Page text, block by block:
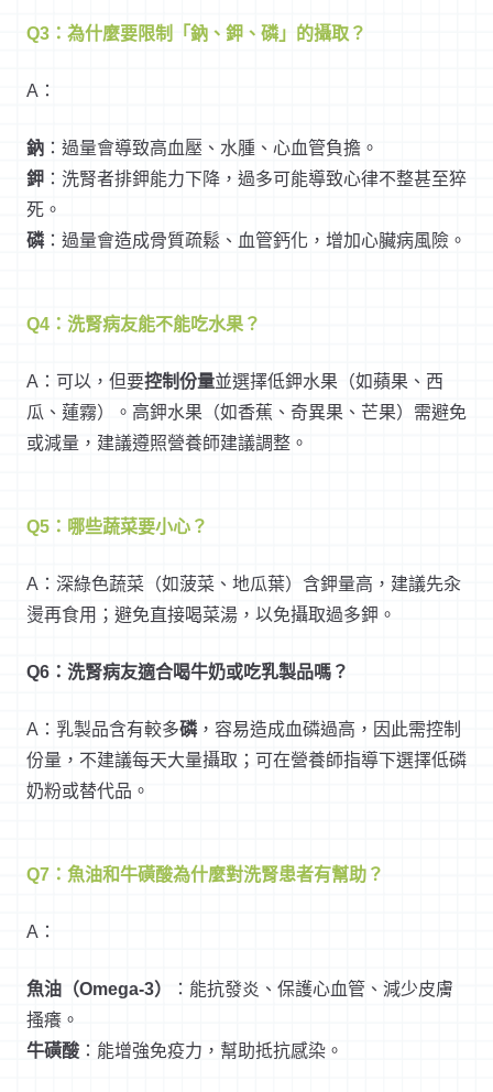
Q3：為什麼要限制「鈉、鉀、磷」的攝取？
A：
鈉 ：過量會導致高血壓、水腫、心血管負擔。
鉀 ：洗腎者排鉀能力下降，過多可能導致心律不整甚至猝
死。
磷：過量會造成骨質疏鬆、血管鈣化，增加心臟病風險。
Q4：洗腎病友能不能吃水果？
A：可以，但要控制份量並選擇低鉀水果（如蘋果、西
瓜、蓮霧）。高鉀水果（如香蕉、奇異果、芒果）需避免
或減量，建議遵照營養師建議調整。
Q5：哪些蔬菜要小心？
A：深綠色蔬菜（如菠菜、地瓜葉）含鉀量高，建議先汆
燙再食用；避免直接喝菜湯，以免攝取過多鉀。
Q6：洗腎病友適合喝牛奶或吃乳製品嗎？
A：乳製品含有較多磷，容易造成血磷過高，因此需控制
份量，不建議每天大量攝取；可在營養師指導下選擇低磷
奶粉或替代品。
Q7：魚油和牛磺酸為什麼對洗腎患者有幫助？
A：
魚油（Omega-3）
：能抗發炎、保護心血管、減少皮膚
搔癢。
牛磺酸 ：能增強免疫力，幫助抵抗感染。